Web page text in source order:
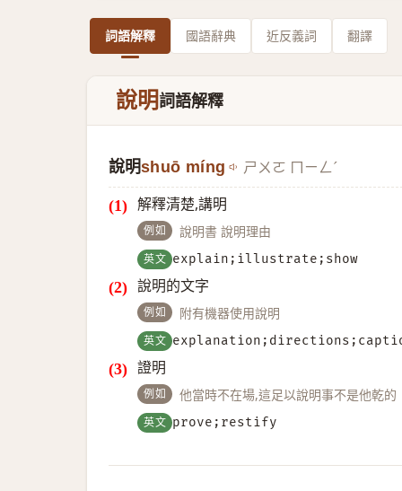
詞語解釋 國語辭典 近反義詞 翻譯
說明詞語解釋
說明shuō míng ㄕㄨㄛ ㄇㄧㄥˊ
解釋清楚,講明
例如 說明書 說明理由
英文 explain;illustrate;show
說明的文字
例如 附有機器使用說明
英文
證明
例如 他當時不在場,這足以說明事不是他乾的
英文 prove;restify